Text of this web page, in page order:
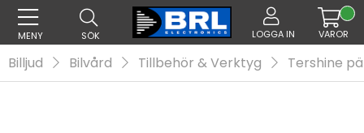
MENY SÖK LOGGA IN VAROR
Billjud Bilvård Tillbehör & Verktyg Tershine